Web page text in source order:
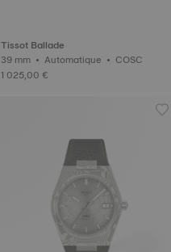
Tissot Ballade
39 mm • Automatique • COSC
1 025,00 €